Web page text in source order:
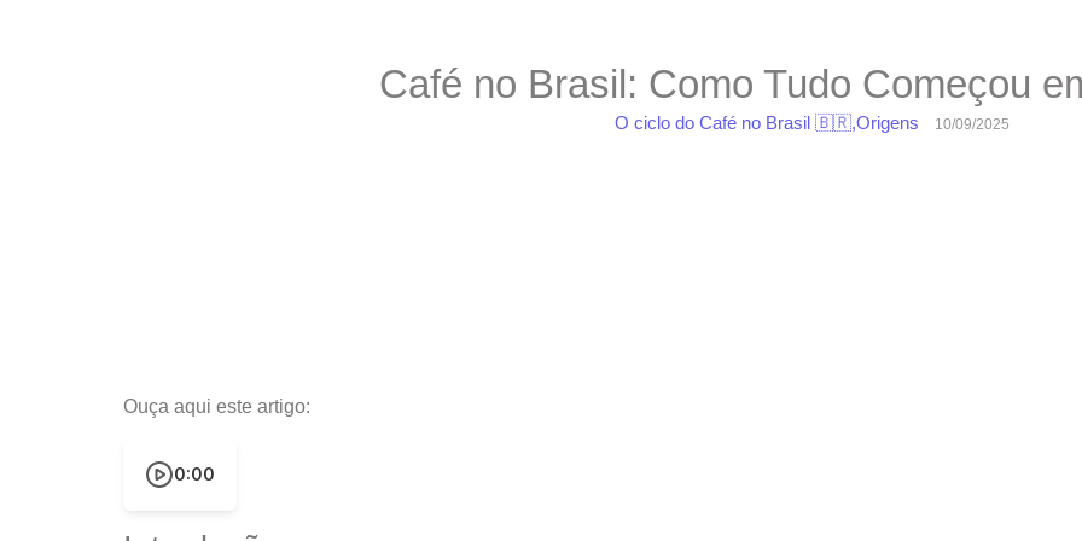
Café no Brasil: Como Tudo Começou
O ciclo do Café no Brasil 🇧🇷,Origens 10/09/2025
Ouça aqui este artigo:
0:00